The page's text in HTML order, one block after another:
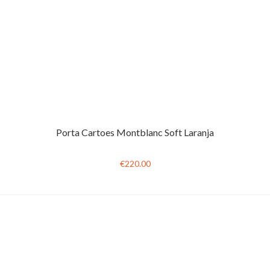
Porta Cartoes Montblanc Soft Laranja
€220.00